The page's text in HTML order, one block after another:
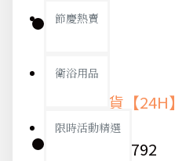
節慶熱賣
衛浴用品
限時活動精選
快速出貨【24H】
8792